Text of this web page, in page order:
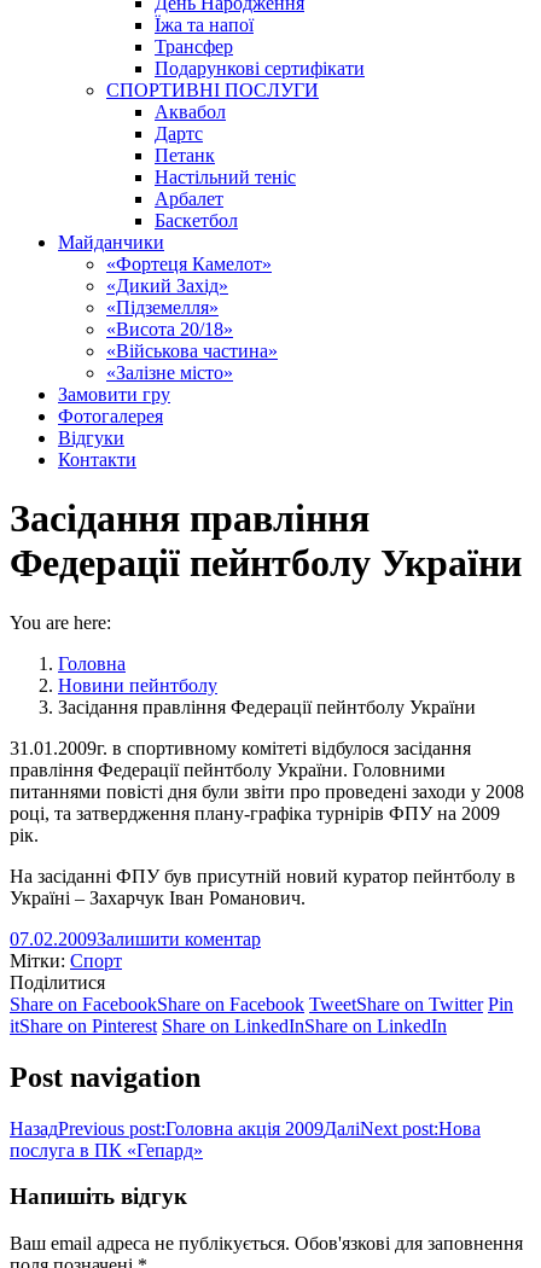
Їжа та напої
Трансфер
Подарункові сертифікати
СПОРТИВНІ ПОСЛУГИ
Аквабол
Дартс
Петанк
Настільний теніс
Арбалет
Баскетбол
Майданчики
«Фортеця Камелот»
«Дикий Захід»
«Підземелля»
«Висота 20/18»
«Військова частина»
«Залізне місто»
Замовити гру
Фотогалерея
Відгуки
Контакти
Засідання правління
Федерації пейнтболу України
You are here:
Головна
Новини пейнтболу
Засідання правління Федерації пейнтболу України
31.01.2009г. в спортивному комітеті відбулося засідання
правління Федерації пейнтболу України. Головними
питаннями повісті дня були звіти про проведені заходи у 2008
році, та затвердження плану-графіка турнірів ФПУ на 2009
рік.
На засіданні ФПУ був присутній новий куратор пейнтболу в
Україні – Захарчук Іван Романович.
07.02.2009Залишити коментар
Мітки: Спорт
Поділитися
Share on FacebookShare on Facebook TweetShare on Twitter Pin
itShare on Pinterest Share on LinkedInShare on LinkedIn
Post navigation
НазадPrevious post:Головна акція 2009ДаліNext post:Нова
послуга в ПК «Гепард»
Напишіть відгук
Ваш email адреса не публікується. Обов'язкові для заповнення